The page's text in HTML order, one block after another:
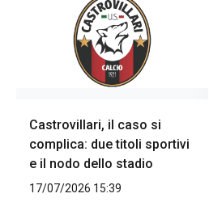
Castrovillari, il caso si
complica: due titoli sportivi
e il nodo dello stadio
17/07/2026 15:39